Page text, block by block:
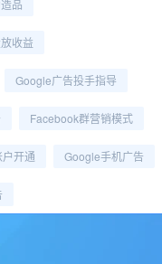
品
收益
Google广告投手指导
Facebook群营销模式
开通 Google手机广告